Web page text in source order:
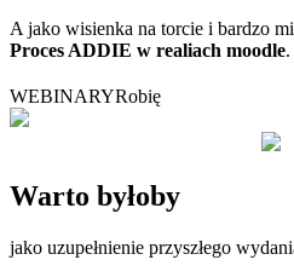
A jako wisienka na torcie i bardzo
Proces ADDIE w realiach moodle.
WEBINARYRobię
Warto byłoby
jako uzupełnienie przyszłego